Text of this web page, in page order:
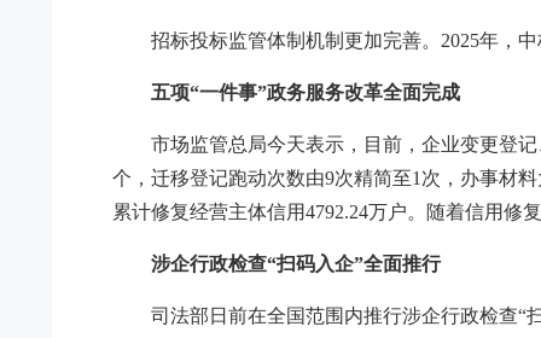
招标投标监管体制机制更加完善。2025年，
五项“一件事”政务服务改革全面完成
市场监管总局今天表示，目前，企业变更登
个，迁移登记跑动次数由9次精简至1次，办事材
累计修复经营主体信用4792.24万户。随着信用
涉企行政检查“扫码入企”全面推行
司法部日前在全国范围内推行涉企行政检查“